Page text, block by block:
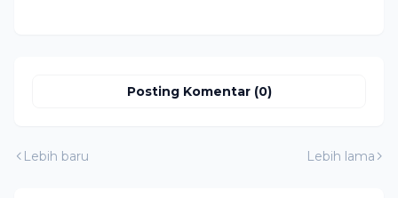
Posting Komentar (0)
Lebih baru Lebih lama